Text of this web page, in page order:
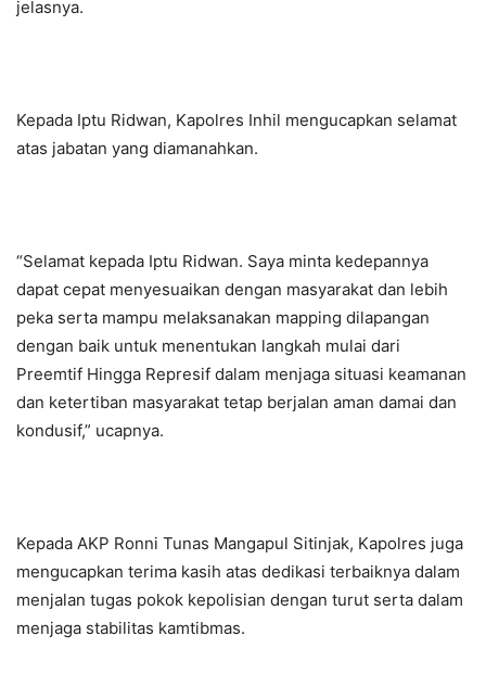
jelasnya.
Kepada Iptu Ridwan, Kapolres Inhil mengucapkan selamat
atas jabatan yang diamanahkan.
“Selamat kepada Iptu Ridwan. Saya minta kedepannya
dapat cepat menyesuaikan dengan masyarakat dan lebih
peka serta mampu melaksanakan mapping dilapangan
dengan baik untuk menentukan langkah mulai dari
Preemtif Hingga Represif dalam menjaga situasi keamanan
dan ketertiban masyarakat tetap berjalan aman damai dan
kondusif,” ucapnya.
Kepada AKP Ronni Tunas Mangapul Sitinjak, Kapolres juga
mengucapkan terima kasih atas dedikasi terbaiknya dalam
menjalan tugas pokok kepolisian dengan turut serta dalam
menjaga stabilitas kamtibmas.